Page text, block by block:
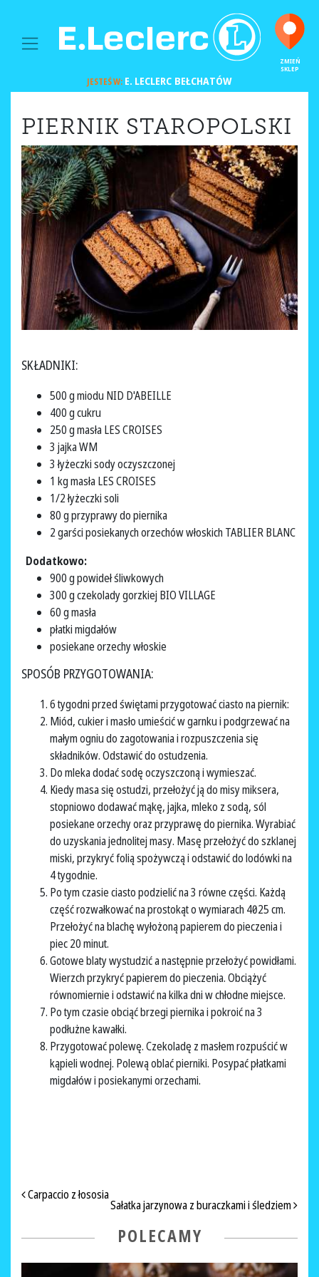
MAIN NAVIGATION
ZMIEŃ
SKLEP
JESTEŚ W: E. LECLERC BEŁCHATÓW
PIERNIK STAROPOLSKI
SKŁADNIKI:
500 g miodu NID D'ABEILLE
400 g cukru
250 g masła LES CROISES
3 jajka WM
3 łyżeczki sody oczyszczonej
1 kg masła LES CROISES
1/2 łyżeczki soli
80 g przyprawy do piernika
2 garści posiekanych orzechów włoskich TABLIER BLANC
Dodatkowo:
900 g powideł śliwkowych
300 g czekolady gorzkiej BIO VILLAGE
60 g masła
płatki migdałów
posiekane orzechy włoskie
SPOSÓB PRZYGOTOWANIA:
6 tygodni przed świętami przygotować ciasto na piernik:
Miód, cukier i masło umieścić w garnku i podgrzewać na
małym ogniu do zagotowania i rozpuszczenia się
składników. Odstawić do ostudzenia.
Do mleka dodać sodę oczyszczoną i wymieszać.
Kiedy masa się ostudzi, przełożyć ją do misy miksera,
stopniowo dodawać mąkę, jajka, mleko z sodą, sól
posiekane orzechy oraz przyprawę do piernika. Wyrabiać
do uzyskania jednolitej masy. Masę przełożyć do szklanej
miski, przykryć folią spożywczą i odstawić do lodówki na
4 tygodnie.
Po tym czasie ciasto podzielić na 3 równe części. Każdą
część rozwałkować na prostokąt o wymiarach 40×25 cm.
Przełożyć na blachę wyłożoną papierem do pieczenia i
piec 20 minut.
Gotowe blaty wystudzić a następnie przełożyć powidłami.
Wierzch przykryć papierem do pieczenia. Obciążyć
równomiernie i odstawić na kilka dni w chłodne miejsce.
Po tym czasie obciąć brzegi piernika i pokroić na 3
podłużne kawałki.
Przygotować polewę. Czekoladę z masłem rozpuścić w
kąpieli wodnej. Polewą oblać pierniki. Posypać płatkami
migdałów i posiekanymi orzechami.
NAWIGACJA PO ARTYKUŁACH
Carpaccio z łososia
Sałatka jarzynowa z buraczkami i śledziem
POLECAMY